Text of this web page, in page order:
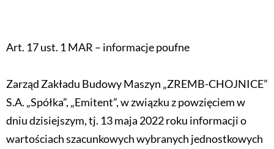
Art. 17 ust. 1 MAR – informacje poufne
Zarząd Zakładu Budowy Maszyn „ZREMB-CHOJNICE”
S.A. „Spółka”, „Emitent”, w związku z powzięciem w
dniu dzisiejszym, tj. 13 maja 2022 roku informacji o
wartościach szacunkowych wybranych jednostkowych